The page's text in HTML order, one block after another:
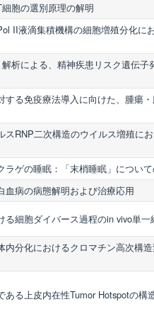
胞の選別原理の解明
II液滴集積機構の細胞増殖分化に
析による、精神疾患リスク遺伝子
する免疫療法導入に向けた、腫瘍
スRNP二次構造のウイルス増殖に
ラゲの睡眠：「末梢睡眠」につい
血病の病態解明および治療応用
る細胞ダイバース過程のin vivo単一
内分化におけるクロマチン高次構
ある上皮内在性Tumor Hotspotの構